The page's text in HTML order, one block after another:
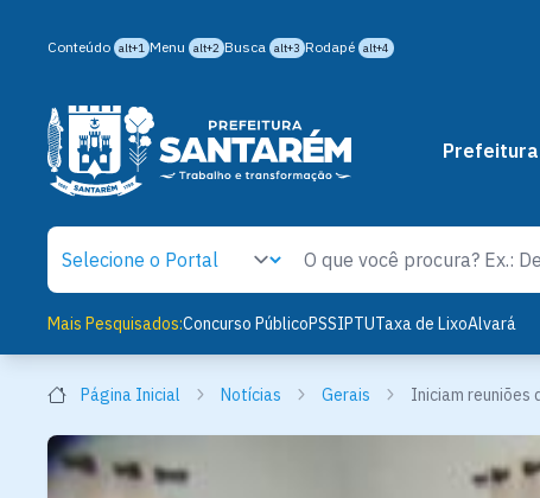
Conteúdo alt+1 Menu alt+2 Busca alt+3 Rodapé alt+4
Prefeitura
Mais Pesquisados:Concurso PúblicoPSSIPTUTaxa de LixoAlvará
Página Inicial Notícias Gerais Iniciam reuniões